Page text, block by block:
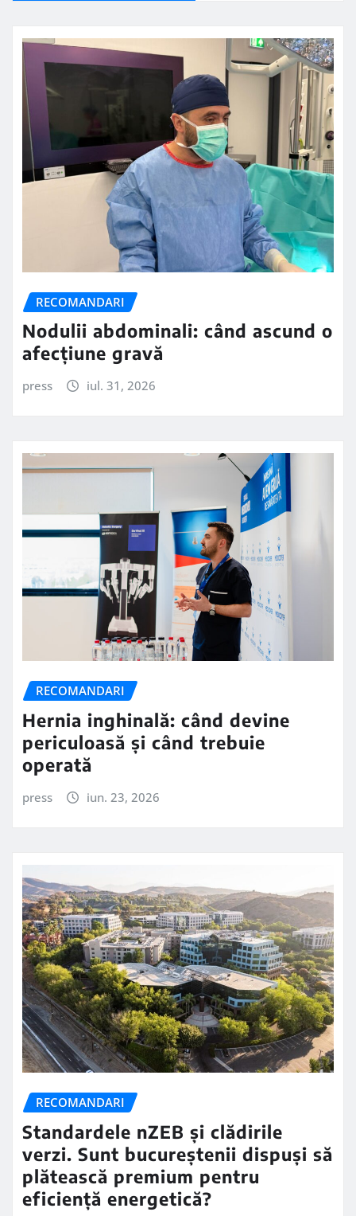
RECOMANDARI
Nodulii abdominali: când ascund o
afecțiune gravă
press iul. 31, 2026
RECOMANDARI
Hernia inghinală: când devine
periculoasă și când trebuie
operată
press iun. 23, 2026
RECOMANDARI
Standardele nZEB și clădirile
verzi. Sunt bucureștenii dispuși să
plătească premium pentru
eficiență energetică?